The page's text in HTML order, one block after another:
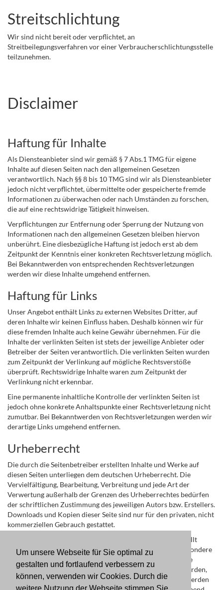
Um unsere Webseite für Sie optimal zu
gestalten und fortlaufend verbessern zu
können, verwenden wir Cookies. Durch die
Streitschlichtung
Wir sind nicht bereit oder verpflichtet, an
Streitbeilegungsverfahren vor einer Verbraucherschlichtungsstelle
teilzunehmen.
Disclaimer
Haftung für Inhalte
Als Diensteanbieter sind wir gemäß § 7 Abs.1 TMG für eigene
Inhalte auf diesen Seiten nach den allgemeinen Gesetzen
verantwortlich. Nach §§ 8 bis 10 TMG sind wir als Diensteanbieter
jedoch nicht verpflichtet, übermittelte oder gespeicherte fremde
Informationen zu überwachen oder nach Umständen zu forschen,
die auf eine rechtswidrige Tätigkeit hinweisen.
Verpflichtungen zur Entfernung oder Sperrung der Nutzung von
Informationen nach den allgemeinen Gesetzen bleiben hiervon
unberührt. Eine diesbezügliche Haftung ist jedoch erst ab dem
Zeitpunkt der Kenntnis einer konkreten Rechtsverletzung möglich.
Bei Bekanntwerden von entsprechenden Rechtsverletzungen
werden wir diese Inhalte umgehend entfernen.
Haftung für Links
Unser Angebot enthält Links zu externen Websites Dritter, auf
deren Inhalte wir keinen Einfluss haben. Deshalb können wir für
diese fremden Inhalte auch keine Gewähr übernehmen. Für die
Inhalte der verlinkten Seiten ist stets der jeweilige Anbieter oder
Betreiber der Seiten verantwortlich. Die verlinkten Seiten wurden
zum Zeitpunkt der Verlinkung auf mögliche Rechtsverstöße
überprüft. Rechtswidrige Inhalte waren zum Zeitpunkt der
Verlinkung nicht erkennbar.
Eine permanente inhaltliche Kontrolle der verlinkten Seiten ist
jedoch ohne konkrete Anhaltspunkte einer Rechtsverletzung nicht
zumutbar. Bei Bekanntwerden von Rechtsverletzungen werden wir
derartige Links umgehend entfernen.
Urheberrecht
Die durch die Seitenbetreiber erstellten Inhalte und Werke auf
diesen Seiten unterliegen dem deutschen Urheberrecht. Die
Vervielfältigung, Bearbeitung, Verbreitung und jede Art der
Verwertung außerhalb der Grenzen des Urheberrechtes bedürfen
der schriftlichen Zustimmung des jeweiligen Autors bzw. Erstellers.
Downloads und Kopien dieser Seite sind nur für den privaten, nicht
kommerziellen Gebrauch gestattet.
Soweit die Inhalte auf dieser Seite nicht vom Betreiber erstellt
wurden, werden die Urheberrechte Dritter beachtet. Insbesondere
werden Inhalte Dritter als solche gekennzeichnet. Sollten Sie
trotzdem auf eine Urheberrechtsverletzung aufmerksam werden,
bitten wir um einen entsprechenden Hinweis. Bei Bekanntwerden